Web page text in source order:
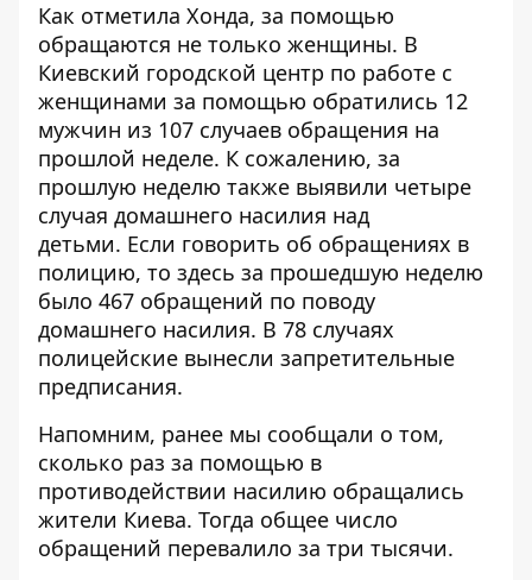
Как отметила Хонда, за помощью
обращаются не только женщины. В
Киевский городской центр по работе с
женщинами за помощью обратились 12
мужчин из 107 случаев обращения на
прошлой неделе. К сожалению, за
прошлую неделю также выявили четыре
случая домашнего насилия над
детьми. Если говорить об обращениях в
полицию, то здесь за прошедшую неделю
было 467 обращений по поводу
домашнего насилия. В 78 случаях
полицейские вынесли запретительные
предписания.
Напомним, ранее мы сообщали о том,
сколько раз за помощью в
противодействии насилию обращались
жители Киева. Тогда общее число
обращений перевалило за три тысячи.